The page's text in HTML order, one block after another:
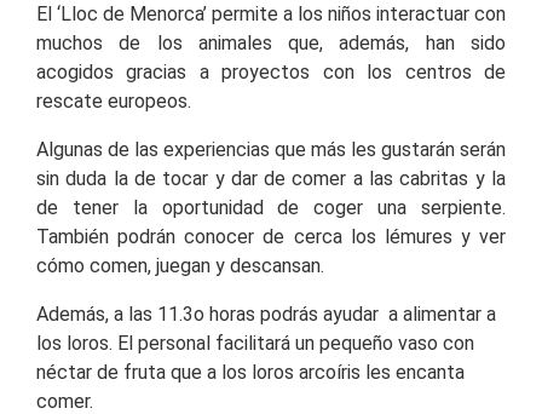
El ‘Lloc de Menorca’ permite a los niños interactuar con
muchos de los animales que, además, han sido
acogidos gracias a proyectos con los centros de
rescate europeos.
Algunas de las experiencias que más les gustarán serán
sin duda la de tocar y dar de comer a las cabritas y la
de tener la oportunidad de coger una serpiente.
También podrán conocer de cerca los lémures y ver
cómo comen, juegan y descansan.
Además, a las 11.3o horas podrás ayudar a alimentar a
los loros. El personal facilitará un pequeño vaso con
néctar de fruta que a los loros arcoíris les encanta
comer.